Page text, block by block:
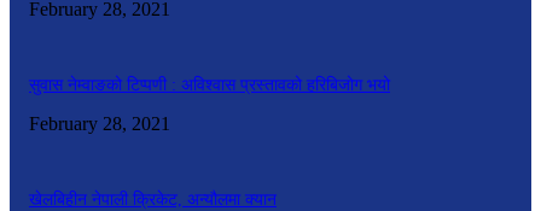
February 28, 2021
सुवास नेम्वाङको टिप्पणी : अविश्वास प्रस्तावको हरिबिजोग भयो
February 28, 2021
खेलबिहीन नेपाली क्रिकेट, अन्यौलमा क्यान